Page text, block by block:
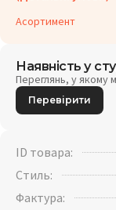
Асортимент
Наявність у
Переглянь, у якому
Перевірити
ID товара:
Стиль:
Фактура: